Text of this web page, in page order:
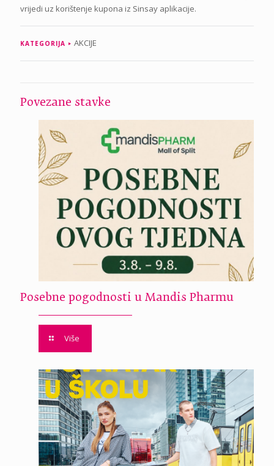
vrijedi uz korištenje kupona iz Sinsay aplikacije.
KATEGORIJA AKCIJE
Povezane stavke
Posebne pogodnosti u Mandis Pharmu
Više